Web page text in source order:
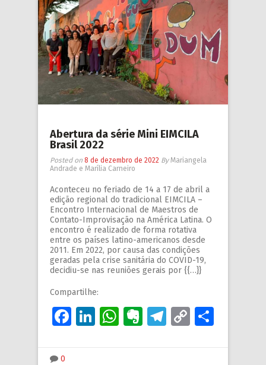
Abertura da série Mini EIMCILA
Brasil 2022
Posted on 8 de dezembro de 2022 ByMariangela
Andrade e Marília Carneiro
Aconteceu no feriado de 14 a 17 de abril a
edição regional do tradicional EIMCILA –
Encontro Internacional de Maestros de
Contato-Improvisação na América Latina. O
encontro é realizado de forma rotativa
entre os países latino-americanos desde
2011. Em 2022, por causa das condições
geradas pela crise sanitária do COVID-19,
decidiu-se nas reuniões gerais por {{…}}
Compartilhe:
Facebook
LinkedIn
WhatsApp
Evernote
Telegram
Copy
0